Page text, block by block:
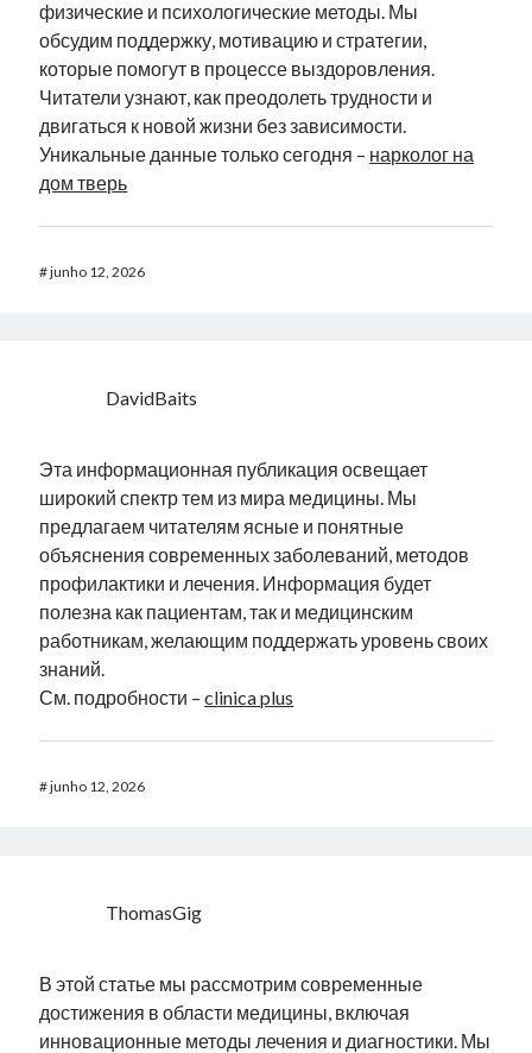
физические и психологические методы. Мы
обсудим поддержку, мотивацию и стратегии,
которые помогут в процессе выздоровления.
Читатели узнают, как преодолеть трудности и
двигаться к новой жизни без зависимости.
Уникальные данные только сегодня – нарколог на
дом тверь
#junho 12, 2026
DavidBaits
Эта информационная публикация освещает
широкий спектр тем из мира медицины. Мы
предлагаем читателям ясные и понятные
объяснения современных заболеваний, методов
профилактики и лечения. Информация будет
полезна как пациентам, так и медицинским
работникам, желающим поддержать уровень своих
знаний.
См. подробности –clinica plus
#junho 12, 2026
ThomasGig
В этой статье мы рассмотрим современные
достижения в области медицины, включая
инновационные методы лечения и диагностики. Мы